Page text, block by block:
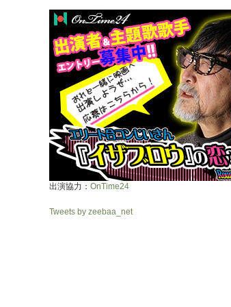
出演協力： OnTime24
Tweets by zeebaa_net